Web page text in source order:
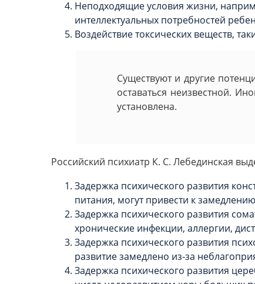
Неподходящие условия жизни,
интеллектуальных потребностей
Воздействие токсических веществ,
Существуют и другие
оставаться неизвестной.
установлена.
Российский психиатр К. С. Лебединская
Задержка психического развития
питания, могут привести к
Задержка психического развития
хронические инфекции, аллергии,
Задержка психического развития
развитие замедлено из-за
Задержка психического развития